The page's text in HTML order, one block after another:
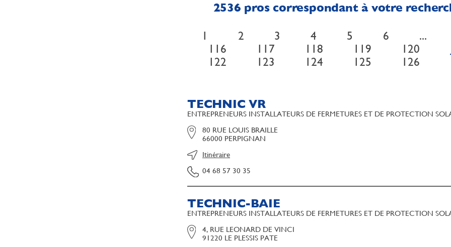
2536 pros correspondant à votre
1 2 3 4 5 6 ...
116
117 118 119 120
122
123 124 125 126
TECHNIC VR
ENTREPRENEURS INSTALLATEURS DE FERMETURES ET DE PROTECTION
80 RUE LOUIS BRAILLE
66000 PERPIGNAN
Itinéraire
04 68 57 30 35
TECHNIC-BAIE
ENTREPRENEURS INSTALLATEURS DE FERMETURES ET DE PROTECTION
4, RUE LEONARD DE VINCI
91220 LE PLESSIS PATE